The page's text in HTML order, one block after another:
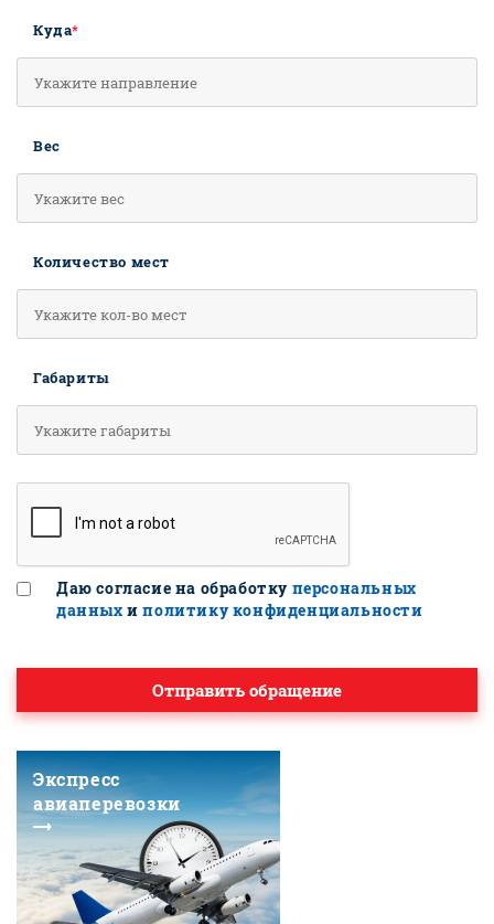
Куда*
Вес
Количество мест
Габариты
Даю согласие на обработку персональных
данных иполитику конфиденциальности
Отправить обращение
Экспресс
авиаперевозки